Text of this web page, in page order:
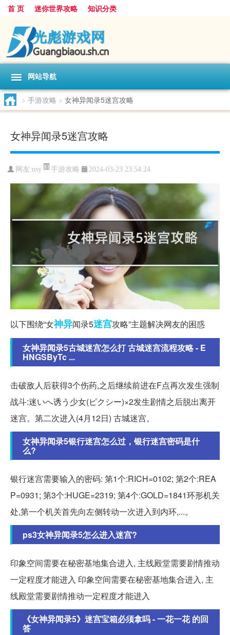
首 页 迷你世界攻略 知识分类
网站导航
> 手游攻略 > 女神异闻录5迷宫攻略
女神异闻录5迷宫攻略
网友:nsy 手游攻略 2024-03-23 23:54:24
以下围绕“女神异闻录5迷宫攻略”主题解决网友的困惑
女神异闻录5古城迷宫怎么打 古城迷宫流程攻略 - E
HNGSByTc ...
击破敌人后获得3个伤药,之后继续前进在F点再次发生强制
战斗:迷いへ诱う少女(ピクシー)×2发生剧情之后脱出离开
迷宫。第二次进入(4月12日) 古城迷宫。
女神异闻录5银行迷宫怎么过，银行迷宫密码是什
么?
银行迷宫需要输入的密码: 第1个:RICH=0102; 第2个:REA
P=0931; 第3个:HUGE=2319; 第4个:GOLD=1841环形机关
处,第一个机关首先向左侧转动一次进入到内环,...。
ps3女神异闻录5怎么进入迷宫?
印象空间需要在秘密基地集合进入, 主线殿堂需要剧情推动
一定程度才能进入 印象空间需要在秘密基地集合进入, 主
线殿堂需要剧情推动一定程度才能进入
《女神异闻录5》迷宫宝箱必须拿吗 - 一花一花 的回
答